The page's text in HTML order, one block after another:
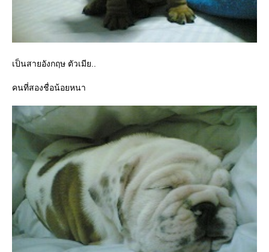
เป็นสายอังกฤษ ตัวเมีย..
คนที่สองชื่อน้อยหนา